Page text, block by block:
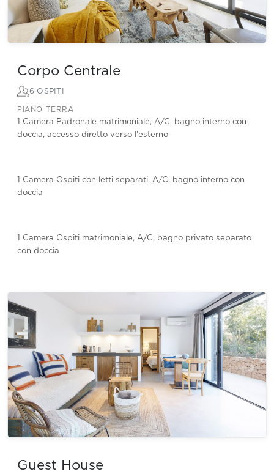
Corpo Centrale
6 OSPITI
PIANO TERRA
1 Camera Padronale matrimoniale, A/C, bagno interno con
doccia, accesso diretto verso l'esterno
1 Camera Ospiti con letti separati, A/C, bagno interno con
doccia
1 Camera Ospiti matrimoniale, A/C, bagno privato separato
con doccia
Guest House